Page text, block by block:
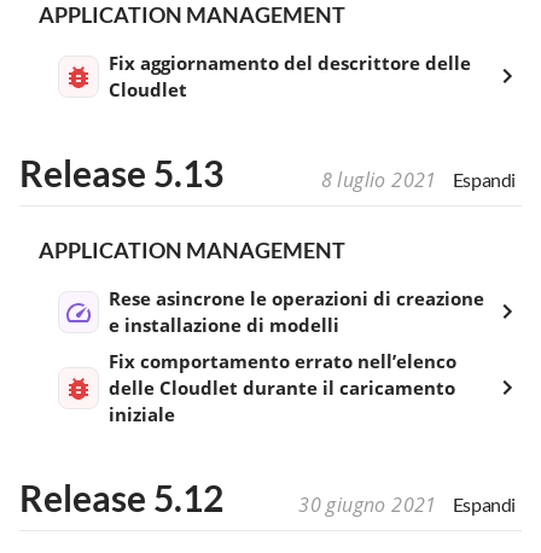
APPLICATION MANAGEMENT
Fix aggiornamento del descrittore delle
Cloudlet
Release 5.13 8 luglio 2021 Espandi
APPLICATION MANAGEMENT
Rese asincrone le operazioni di creazione
e installazione di modelli
Fix comportamento errato nell’elenco
delle Cloudlet durante il caricamento
iniziale
Release 5.12 30 giugno 2021 Espandi